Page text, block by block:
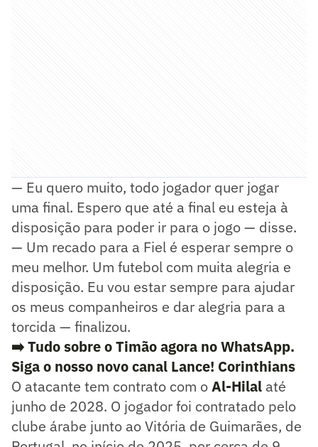
— Eu quero muito, todo jogador quer jogar
uma final. Espero que até a final eu esteja à
disposição para poder ir para o jogo — disse.
— Um recado para a Fiel é esperar sempre o
meu melhor. Um futebol com muita alegria e
disposição. Eu vou estar sempre para ajudar
os meus companheiros e dar alegria para a
torcida — finalizou.
➡️ Tudo sobre o Timão agora no WhatsApp.
Siga o nosso novo canal Lance! Corinthians
O atacante tem contrato com oAl-Hilal até
junho de 2028. O jogador foi contratado pelo
clube árabe junto ao Vitória de Guimarães, de